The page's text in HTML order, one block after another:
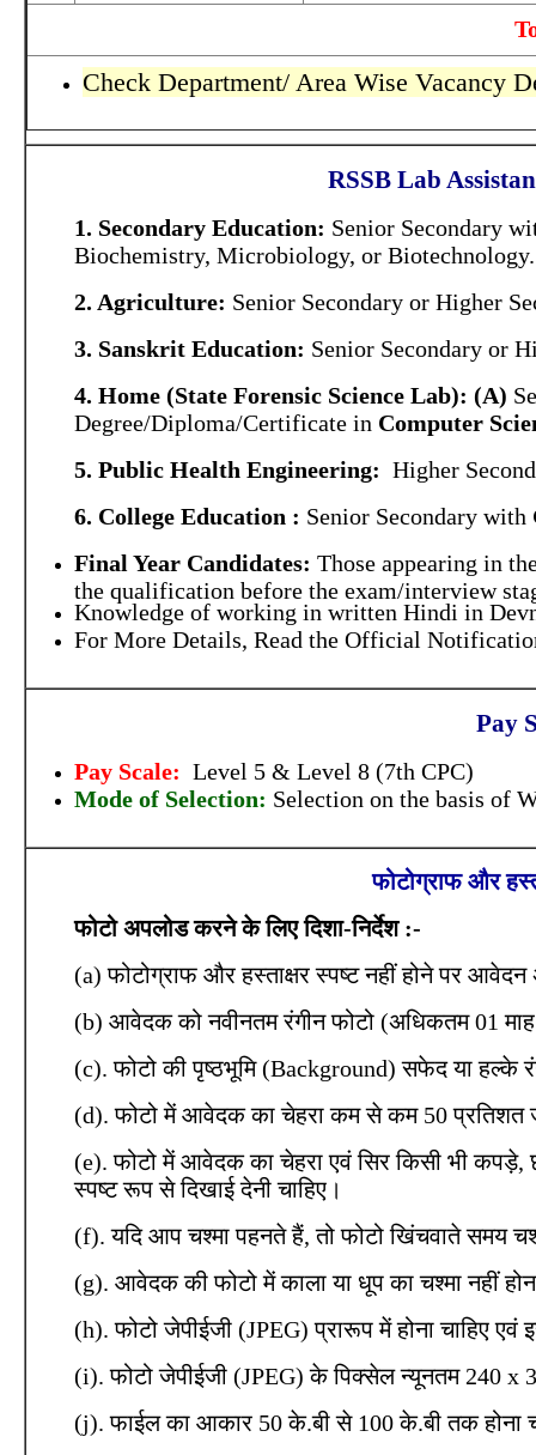
Check Department/ Area Wise Vacancy
RSSB Lab
1. Secondary Education: Senior Secondary
Biochemistry, Microbiology, or Biotechnology.
2. Agriculture: Senior Secondary or Higher
3. Sanskrit Education: Senior Secondary or
4. Home (State Forensic Science Lab): (A)
Degree/Diploma/Certificate in Computer
5. Public Health Engineering: Higher
6. College Education : Senior Secondary with
Final Year Candidates: Those appearing in
the qualification before the exam/interview
Knowledge of working in written Hindi in
For More Details, Read the Official
Pay
Pay Scale: Level 5 & Level 8 (7th CPC)
Mode of Selection: Selection on the basis of
फोटोग्राफ और
फोटो अपलोड करने के लिए दिशा-निर्देश :-
(a) फोटोग्राफ और हस्ताक्षर स्पष्ट नहीं होने पर
(b) आवेदक को नवीनतम रंगीन फोटो (अधिकतम 01 माह
(c). फोटो की पृष्ठभूमि (Background) सफेद या हल्के
(d). फोटो में आवेदक का चेहरा कम से कम 50 प्रतिशत
(e). फोटो में आवेदक का चेहरा एवं सिर किसी भी कपड़े,
स्पष्ट रूप से दिखाई देनी चाहिए।
(f). यदि आप चश्मा पहनते हैं, तो फोटो खिंचवाते समय
(g). आवेदक की फोटो में काला या धूप का चश्मा नहीं
(h). फोटो जेपीईजी (JPEG) प्रारूप में होना चाहिए
(i). फोटो जेपीईजी (JPEG) के पिक्सेल न्यूनतम 240 x
(j). फाईल का आकार 50 के.बी से 100 के.बी तक होना